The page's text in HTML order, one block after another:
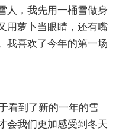
人，我先用一桶雪做身
用萝卜当眼睛，还有嘴
我喜欢了今年的第一场
看到了新的一年的雪
会我们更加感受到冬天